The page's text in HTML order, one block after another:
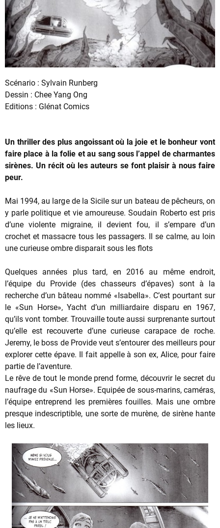
Scénario : Sylvain Runberg
Dessin : Chee Yang Ong
Editions : Glénat Comics
Un thriller des plus angoissant où la joie et le bonheur vont
faire place à la folie et au sang sous l’appel de charmantes
sirènes. Un récit où les auteurs se font plaisir à nous faire
peur.
Mai 1994, au large de la Sicile sur un bateau de pêcheurs, on
y parle politique et vie amoureuse. Soudain Roberto est pris
d’une violente migraine, il devient fou, il s’empare d’un
crochet et massacre tous les passagers. Il se calme, au loin
une curieuse ombre disparait sous les flots
Quelques années plus tard, en 2016 au même endroit,
l’équipe du Provide (des chasseurs d’épaves) sont à la
recherche d’un bâteau nommé «Isabella». C’est pourtant sur
le «Sun Horse», Yacht d’un milliardaire disparu en 1967,
qu’ils vont tomber. Trouvaille toute aussi surprenante surtout
qu’elle est recouverte d’une curieuse carapace de roche.
Jeremy, le boss de Provide veut s’entourer des meilleurs pour
explorer cette épave. Il fait appelle à son ex, Alice, pour faire
partie de l’aventure.
Le rêve de tout le monde prend forme, découvrir le secret du
naufrage du «Sun Horse». Equipée de sous-marins, caméras,
l’équipe entreprend les premières fouilles. Mais une ombre
presque indescriptible, une sorte de murène, de sirène hante
les lieux.